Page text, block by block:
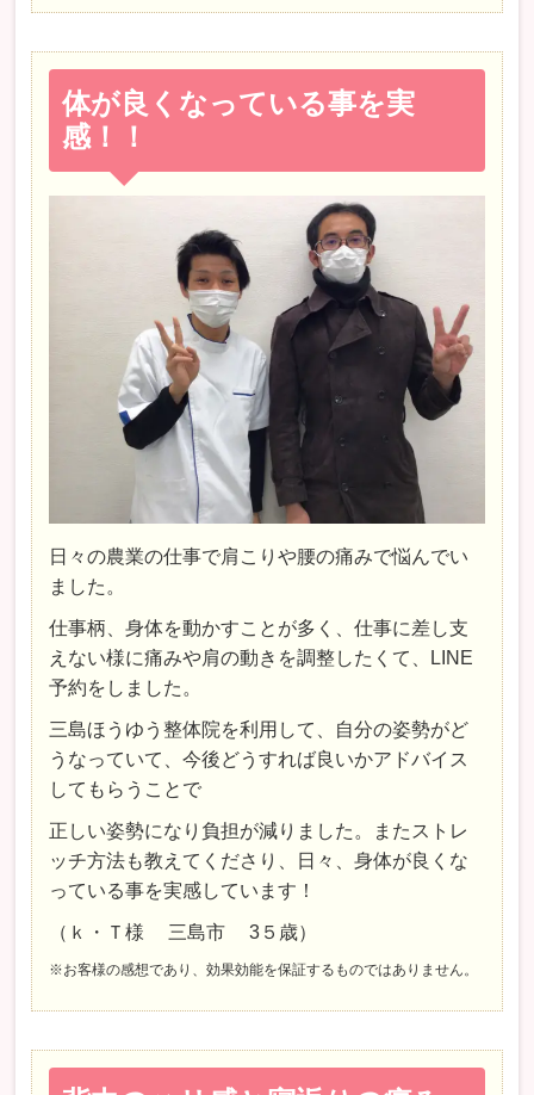
体が良くなっている事を実
感！！
日々の農業の仕事で肩こりや腰の痛みで悩んでい
ました。
仕事柄、身体を動かすことが多く、仕事に差し支
えない様に痛みや肩の動きを調整したくて、LINE
予約をしました。
三島ほうゆう整体院を利用して、自分の姿勢がど
うなっていて、今後どうすれば良いかアドバイス
してもらうことで
正しい姿勢になり負担が減りました。またストレ
ッチ方法も教えてくださり、日々、身体が良くな
っている事を実感しています！
（ｋ・Ｔ様 三島市 3５歳）
※お客様の感想であり、効果効能を保証するものではありません。